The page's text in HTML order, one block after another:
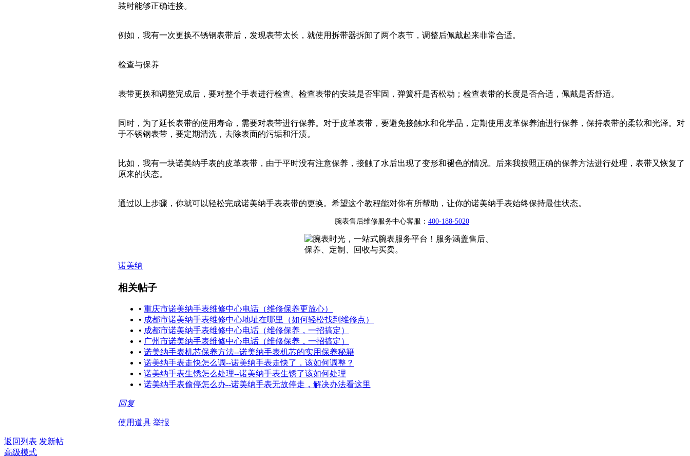
装时能够正确连接。
例如，我有一次更换不锈钢表带后，发现表带太长，就使用拆带器拆卸了两个表节，调整后佩戴起来非常合适。
检查与保养
表带更换和调整完成后，要对整个手表进行检查。检查表带的安装是否牢固，弹簧杆是否松动；检查表带的长度是否合适，佩戴是否舒适。
同时，为了延长表带的使用寿命，需要对表带进行保养。对于皮革表带，要避免接触水和化学品，定期使用皮革保养油进行保养，保持表带的柔软和光泽。对
于不锈钢表带，要定期清洗，去除表面的污垢和汗渍。
比如，我有一块诺美纳手表的皮革表带，由于平时没有注意保养，接触了水后出现了变形和褪色的情况。后来我按照正确的保养方法进行处理，表带又恢复了
原来的状态。
通过以上步骤，你就可以轻松完成诺美纳手表表带的更换。希望这个教程能对你有所帮助，让你的诺美纳手表始终保持最佳状态。
腕表售后维修服务中心客服： 400-188-5020
诺美纳
相关帖子
• 重庆市诺美纳手表维修中心电话（维修保养更放心）
• 成都市诺美纳手表维修中心地址在哪里（如何轻松找到维修点）
• 成都市诺美纳手表维修中心电话（维修保养，一招搞定）
• 广州市诺美纳手表维修中心电话（维修保养，一招搞定）
• 诺美纳手表机芯保养方法--诺美纳手表机芯的实用保养秘籍
• 诺美纳手表走快怎么调--诺美纳手表走快了，该如何调整？
• 诺美纳手表生锈怎么处理--诺美纳手表生锈了该如何处理
• 诺美纳手表偷停怎么办--诺美纳手表无故停走，解决办法看这里
回复
使用道具 举报
返回列表 发新帖
高级模式